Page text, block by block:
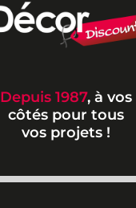
Depuis 1987, à vos
côtés pour tous
vos projets !